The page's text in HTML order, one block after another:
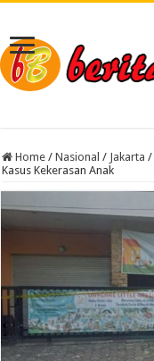
Home / Nasional / Jakarta /
Kasus Kekerasan Anak